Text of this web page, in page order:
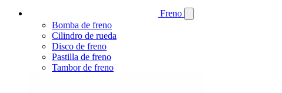
Freno
Bomba de freno
Cilindro de rueda
Disco de freno
Pastilla de freno
Tambor de freno